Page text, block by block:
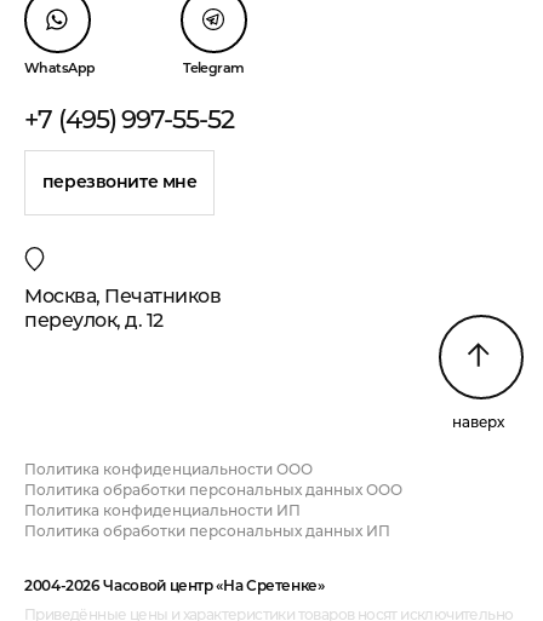
WhatsApp Telegram
+7 (495) 997-55-52
перезвоните мне
Москва, Печатников
переулок, д. 12
наверх
Политика конфиденциальности ООО
Политика обработки персональных данных ООО
Политика конфиденциальности ИП
Политика обработки персональных данных ИП
2004-2026 Часовой центр «На Сретенке»
Приведённые цены и характеристики товаров носят исключительно